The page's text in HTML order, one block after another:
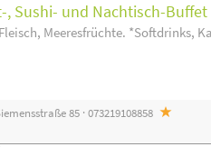
, Sushi- und Nachtisch-
Meeresfrüchte. *Softdrinks,
85 · 073219108858